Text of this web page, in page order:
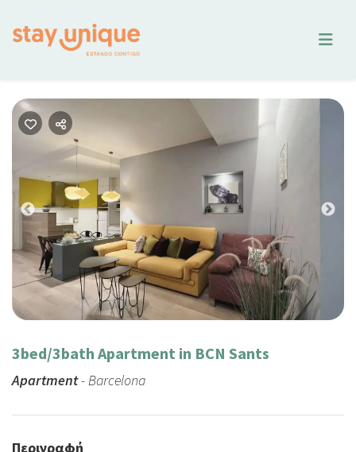
Previous
3bed/3bath Apartment in BCN Sants
Apartment- Barcelona
Περιγραφή